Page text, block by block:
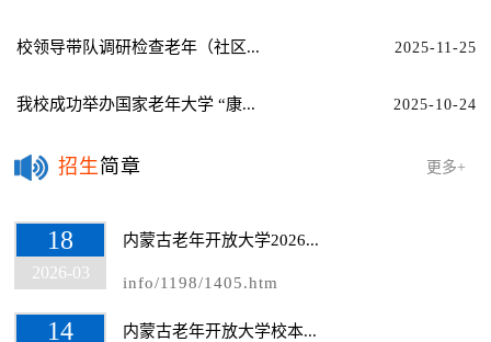
2025-11-25
校领导带队调研检查老年（社区...
2025-10-24
我校成功举办国家老年大学 “康...
更多+
招生简章
18
2026-03
内蒙古老年开放大学2026...
info/1198/1405.htm
14 内蒙古老年开放大学校本...